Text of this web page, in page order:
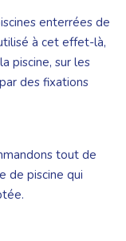
enterrées de
à cet effet-là,
piscine, sur les
des fixations
tout de
de piscine qui